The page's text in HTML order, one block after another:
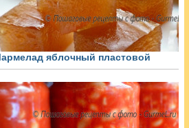
яблочный пластовой